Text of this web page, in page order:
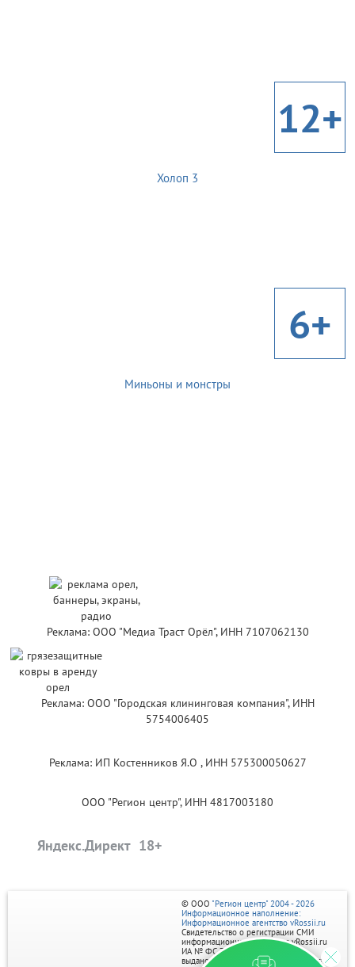
12+
Холоп 3
6+
Миньоны и монстры
Реклама: ООО "Медиа Траст Орёл", ИНН 7107062130
Реклама: ООО "Городская клининговая компания", ИНН
5754006405
Реклама: ИП Костенников Я.О , ИНН 575300050627
ООО "Регион центр", ИНН 4817003180
Яндекс.Директ
© ООО "Регион центр" 2004 - 2026
Информационное наполнение:
Информационное агентство vRossii.ru
Свидетельство о регистрации СМИ
информационного агентства vRossii.ru
ИА № ФС 77‑35502
выдано РОСКОМНАДЗОРом 04 марта